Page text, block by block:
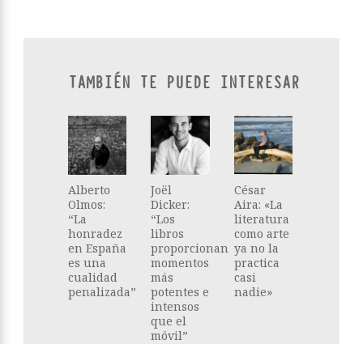
TAMBIÉN TE PUEDE INTERESAR
Alberto
Olmos:
“La
honradez
en España
es una
cualidad
penalizada”
Joël
Dicker:
“Los
libros
proporcionan
momentos
más
potentes e
intensos
que el
móvil”
César
Aira: «La
literatura
como arte
ya no la
practica
casi
nadie»